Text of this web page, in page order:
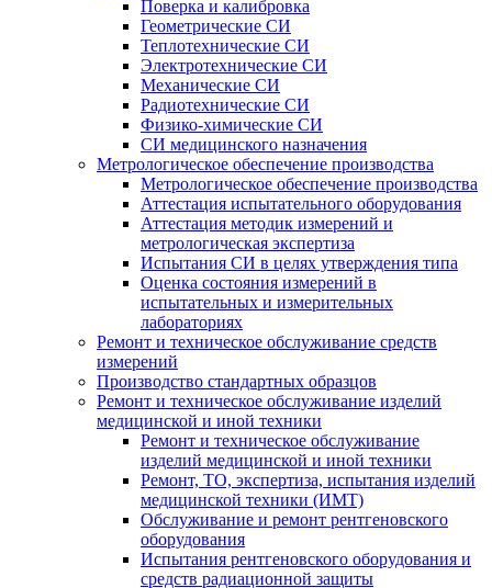
Поверка и калибровка
Геометрические СИ
Теплотехнические СИ
Электротехнические СИ
Механические СИ
Радиотехнические СИ
Физико-химические СИ
СИ медицинского назначения
Метрологическое обеспечение производства
Метрологическое обеспечение производства
Аттестация испытательного оборудования
Аттестация методик измерений и
метрологическая экспертиза
Испытания СИ в целях утверждения типа
Оценка состояния измерений в
испытательных и измерительных
лабораториях
Ремонт и техническое обслуживание средств
измерений
Производство стандартных образцов
Ремонт и техническое обслуживание изделий
медицинской и иной техники
Ремонт и техническое обслуживание
изделий медицинской и иной техники
Ремонт, ТО, экспертиза, испытания изделий
медицинской техники (ИМТ)
Обслуживание и ремонт рентгеновского
оборудования
Испытания рентгеновского оборудования и
средств радиационной защиты